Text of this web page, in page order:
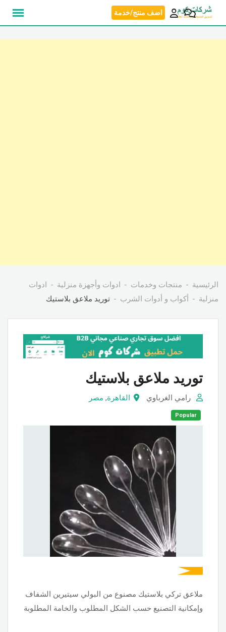
انتقل
اضف منتج/خدمة
الرئيسية منتجات وخدمات ادوات وأجهزة منزلية
ادوات
منزلية
أكواب و أدوات الشرب توريد ملاعق بلاستيك
توريد ملاعق بلاستيك
رامي الغرباوي القاهرة, مصر
Popular
ملاعق تركي بلاستيك مصنوع من البولي سيتيرين الشفاف
وإمكانية التصنيع حسب الشكل المطلوب والخامة المطلوبة